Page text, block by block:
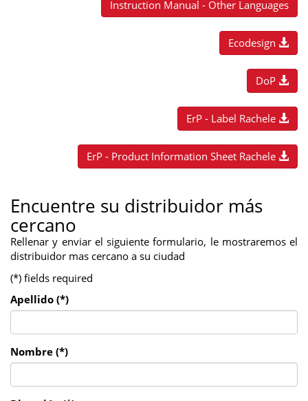
Instruction Manual - Other Languages
Ecodesign
DoP
ErP - Label Rachele
ErP - Product Information Sheet Rachele
Encuentre su distribuidor más
cercano
Rellenar y enviar el siguiente formulario, le mostraremos el
distribuidor mas cercano a su ciudad
(*) fields required
Apellido (*)
Nombre (*)